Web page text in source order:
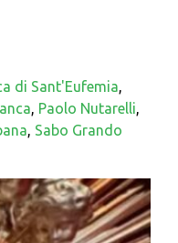
di Sant'Eufemia,
, Paolo Nutarelli,
, Sabo Grando